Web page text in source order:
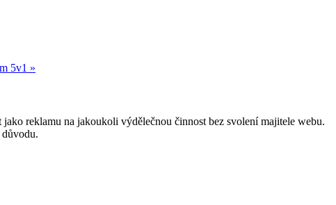
5v1 »
reklamu na jakoukoli výdělečnou činnost bez svolení majitele webu.